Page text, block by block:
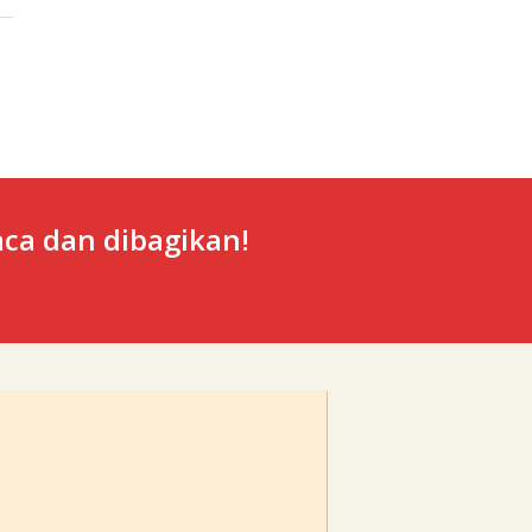
dan dibagikan!